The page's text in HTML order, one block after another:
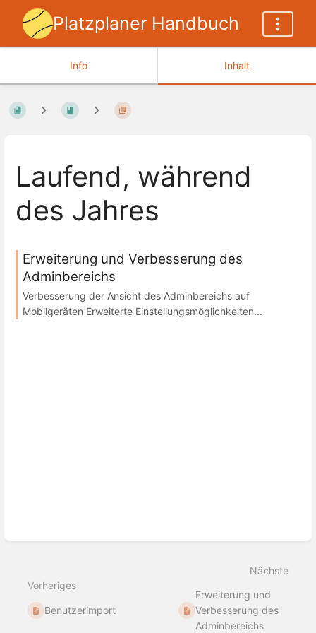
Platzplaner Handbuch
Info Inhalt
Laufend, während
des Jahres
Erweiterung und Verbesserung des
Adminbereichs
Verbesserung der Ansicht des Adminbereichs auf
Mobilgeräten Erweiterte Einstellungsmöglichkeiten...
Vorheriges
Benutzerimport
Nächste
Erweiterung und
Verbesserung des
Adminbereichs